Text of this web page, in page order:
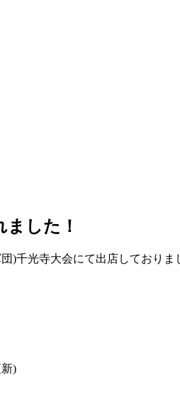
した！
)千光寺大会にて出店しており
)